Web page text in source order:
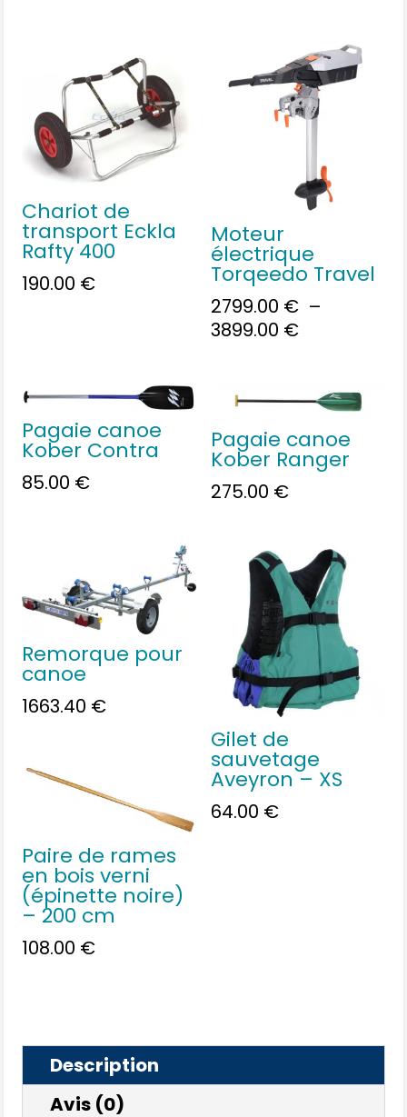
Chariot de
transport Eckla
Rafty 400
190.00 €
Moteur
électrique
Torqeedo Travel
2799.00 € –
3899.00 €Plage
2799.00 €
3899.00 €
Pagaie canoe
Kober Contra
85.00 €
Pagaie canoe
Kober Ranger
275.00 €
Remorque pour
canoe
1663.40 €
Gilet de
sauvetage
Aveyron – XS
64.00 €
Paire de rames
en bois verni
(épinette noire)
– 200 cm
108.00 €
Description
Avis (0)